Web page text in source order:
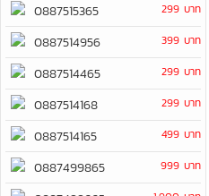
0887515365 299 บาท
0887514956 399 บาท
0887514465 299 บาท
0887514168 299 บาท
0887514165 499 บาท
0887499865 999 บาท